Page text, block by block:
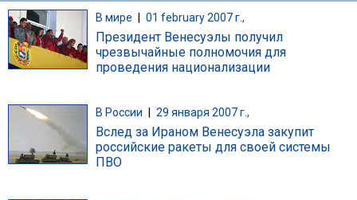
В мире | 01 february 2007 г.,
Президент Венесуэлы получил
чрезвычайные полномочия для
проведения национализации
В России 29 января 2007 г.,
Вслед за Ираном Венесуэла закупит
российские ракеты для своей системы
ПВО